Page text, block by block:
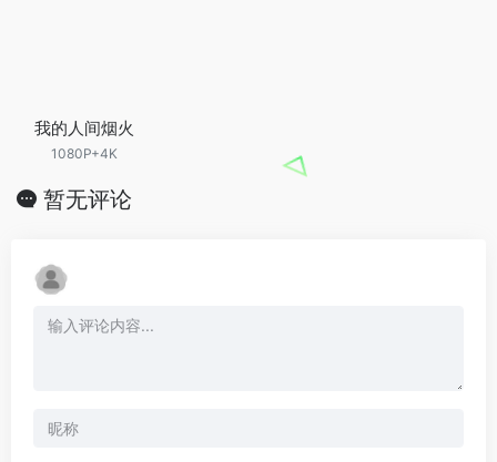
我的人间烟火
1080P+4K
暂无评论